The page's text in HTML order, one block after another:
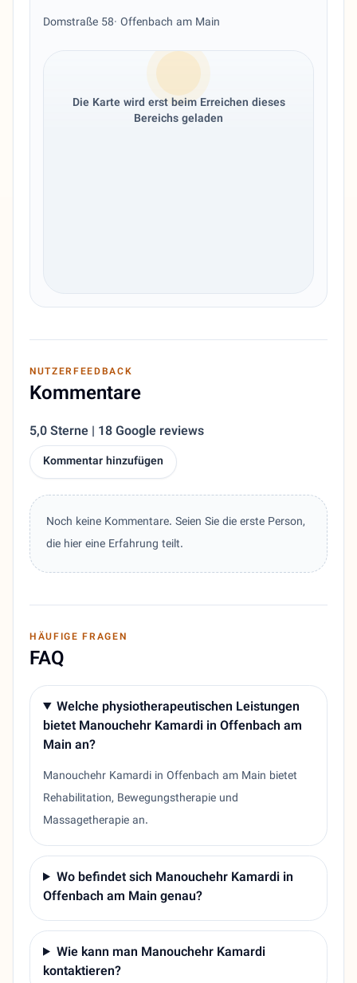
Domstraße 58· Offenbach am Main
Die Karte wird erst beim Erreichen dieses
Bereichs geladen
NUTZERFEEDBACK
Kommentare
5,0 Sterne | 18 Google reviews
Kommentar hinzufügen
Noch keine Kommentare. Seien Sie die erste Person,
die hier eine Erfahrung teilt.
HÄUFIGE FRAGEN
FAQ
Welche physiotherapeutischen Leistungen
bietet Manouchehr Kamardi in Offenbach am
Main an?
Manouchehr Kamardi in Offenbach am Main bietet
Rehabilitation, Bewegungstherapie und
Massagetherapie an.
Wo befindet sich Manouchehr Kamardi in
Offenbach am Main genau?
Wie kann man Manouchehr Kamardi
kontaktieren?